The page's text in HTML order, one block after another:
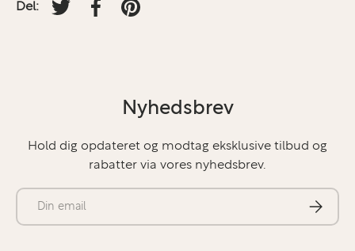
Del:
Tweet på Twitter
Del på facebook
Fastgør på Pinterest
Nyhedsbrev
Hold dig opdateret og modtag eksklusive tilbud og
rabatter via vores nyhedsbrev.
E-mail
Abonner